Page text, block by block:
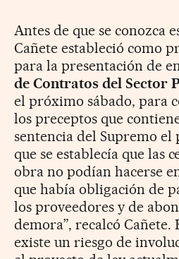
Antes de que se conozca
Cañete estableció como
para la presentación de
de Contratos del Sector
el próximo sábado, para
los preceptos que
sentencia del Supremo el
que se establecía que las
obra no podían hacerse
que había obligación de
los proveedores y de
demora”, recalcó Cañete.
existe un riesgo de